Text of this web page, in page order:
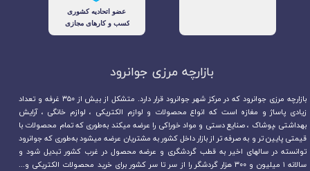
بازارچه مرزی جوانرود​​​​​​​
بازارچه مرزی جوانرود که در مرکز شهر جوانرود قرار دارد. متشکل از بیش از ۳۵۰ غرفه و تعداد
زیادی پاساژ و مغازه است که انواع محصولات و لوازم الکتریکی ، لوازم خانگی ، آرایش
بهداشتی ،پوشاک ، صنایع دستی و مواد خوراکی را عرضه میکند به‌طوری که تمام محصولات با
قیمتی پایین تر و به صرفه تر از بازار داخل کشور به مشتریان عرضه میشود به‌طوری که جوانرود
توانسته در سالهای اخیر به قطب گردشگری و عرضه محصول در غرب کشور تبدیل شود و
سالانه ۱ میلیون و ۳۰۰ هزار گردشگر را از سر تا سر کشور برای خرید محصولات الکتریکی و...